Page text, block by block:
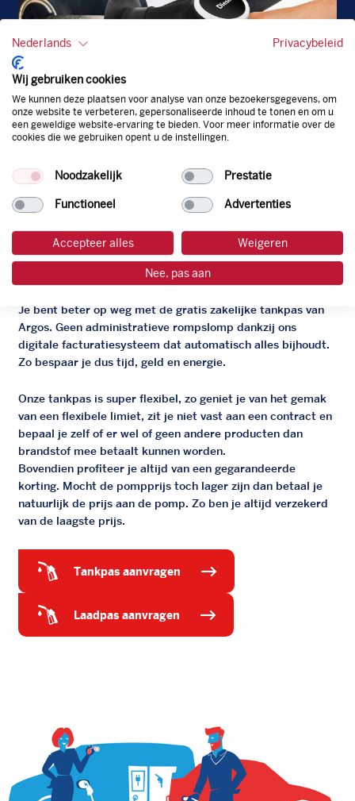
De zakelijke Argos pas
Je bent beter op weg met de gratis zakelijke tankpas van
Argos. Geen administratieve rompslomp dankzij ons
digitale facturatiesysteem dat automatisch alles bijhoudt.
Zo bespaar je dus tijd, geld en energie.
Onze tankpas is super flexibel, zo geniet je van het gemak
van een flexibele limiet, zit je niet vast aan een contract en
bepaal je zelf of er wel of geen andere producten dan
brandstof mee betaalt kunnen worden.
Bovendien profiteer je altijd van een gegarandeerde
korting. Mocht de pompprijs toch lager zijn dan betaal je
natuurlijk de prijs aan de pomp. Zo ben je altijd verzekerd
van de laagste prijs.
tankpas aanvragen
laadpas aanvragen
Nederlands Privacybeleid
Wij gebruiken cookies
We kunnen deze plaatsen voor analyse van onze bezoekersgegevens, om
onze website te verbeteren, gepersonaliseerde inhoud te tonen en om u
een geweldige website-ervaring te bieden. Voor meer informatie over de
cookies die we gebruiken opent u de instellingen.
Noodzakelijk Prestatie
Functioneel Advertenties
Accepteer alles Weigeren
Nee, pas aan